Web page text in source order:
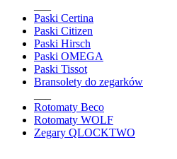
Paski Certina
Paski Citizen
Paski Hirsch
Paski OMEGA
Paski Tissot
Bransolety do zegarków
Rotomaty Beco
Rotomaty WOLF
Zegary QLOCKTWO